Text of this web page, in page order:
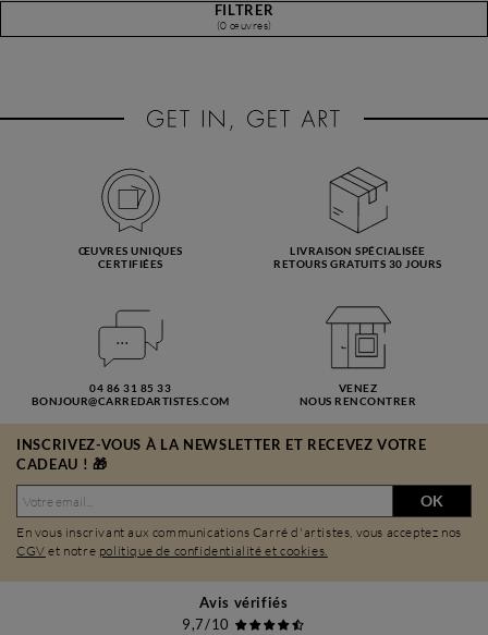
FILTRER
(0 œuvres)
ŒUVRES UNIQUES
CERTIFIÉES
LIVRAISON SPÉCIALISÉE
RETOURS GRATUITS 30 JOURS
04 86 31 85 33
BONJOUR@CARREDARTISTES.COM
VENEZ
NOUS RENCONTRER
INSCRIVEZ-VOUS À LA NEWSLETTER ET RECEVEZ VOTRE
CADEAU ! 🎁
OK
En vous inscrivant aux communications Carré d'artistes, vous acceptez nos
CGV et notre politique de confidentialité et cookies.
Avis vérifiés
9,7/10